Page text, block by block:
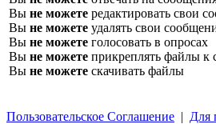
Вы не можете редактировать свои
Вы не можете удалять свои
Вы не можете голосовать в опросах
Вы не можете прикреплять файлы к
Вы не можете скачивать файлы
Пользовательское Соглашение | Для